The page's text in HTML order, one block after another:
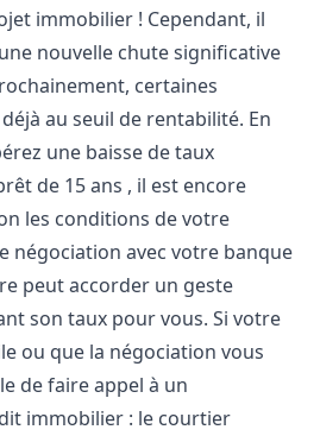
immobilier ! Cependant, il
nouvelle chute significative
certaines
au seuil de rentabilité. En
une baisse de taux
de 15 ans , il est encore
les conditions de votre
négociation avec votre banque
peut accorder un geste
son taux pour vous. Si votre
ou que la négociation vous
de faire appel à un
immobilier : le courtier